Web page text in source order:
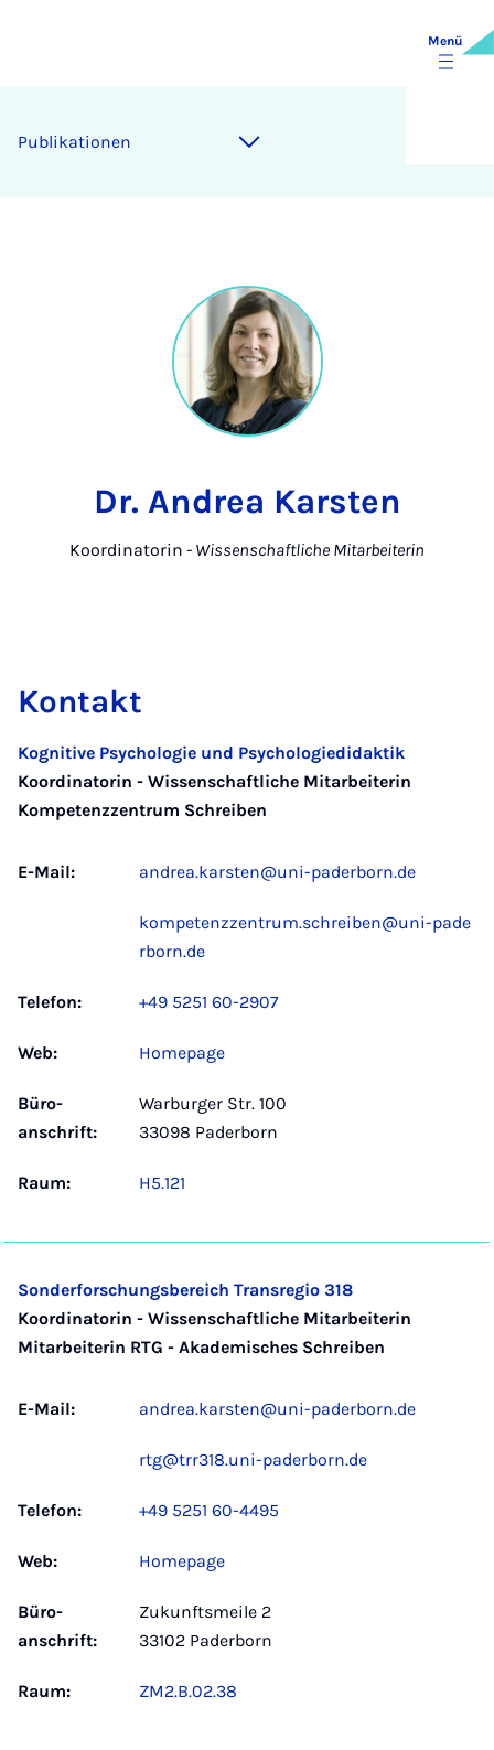
Menü
Publikationen
Dr. Andrea Karsten
Koordinatorin - Wissenschaftliche Mitarbeiterin
Kontakt
Kognitive Psychologie und Psychologiedidaktik
Koordinatorin - Wissenschaftliche Mitarbeiterin
Kompetenzzentrum Schreiben
E-Mail: andrea.karsten@uni-paderborn.de
kompetenzzentrum.schreiben@uni-pade
rborn.de
Telefon: +49 5251 60-2907
Web: Homepage
Büro­
anschrift:
Warburger Str. 100
33098 Paderborn
Raum: H5.121
Sonderforschungsbereich Transregio 318
Koordinatorin - Wissenschaftliche Mitarbeiterin
Mitarbeiterin RTG - Akademisches Schreiben
E-Mail: andrea.karsten@uni-paderborn.de
rtg@trr318.uni-paderborn.de
Telefon: +49 5251 60-4495
Web: Homepage
Büro­
anschrift:
Zukunftsmeile 2
33102 Paderborn
Raum: ZM2.B.02.38